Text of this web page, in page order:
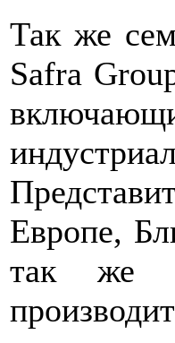
Так же
Safra
Европе,
так же